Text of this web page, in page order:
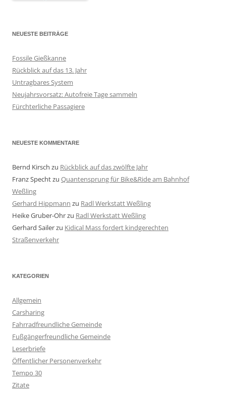
NEUESTE BEITRÄGE
Fossile Gießkanne
Rückblick auf das 13. Jahr
Untragbares System
Neujahrsvorsatz: Autofreie Tage sammeln
Fürchterliche Passagiere
NEUESTE KOMMENTARE
Bernd Kirsch zu Rückblick auf das zwölfte Jahr
Franz Spechtzu Quantensprung für Bike&Ride am Bahnhof
Weßling
Gerhard Hippmann zu Radl Werkstatt Weßling
Heike Gruber-Ohrzu Radl Werkstatt Weßling
Gerhard Sailerzu Kidical Mass fordert kindgerechten
Straßenverkehr
KATEGORIEN
Allgemein
Carsharing
Fahrradfreundliche Gemeinde
Fußgängerfreundliche Gemeinde
Leserbriefe
Öffentlicher Personenverkehr
Tempo 30
Zitate